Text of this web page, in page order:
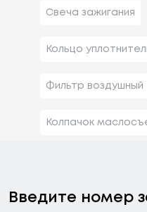
Свеча зажигания
Кольцо
Фильтр воздушный
Колпачок
Введите номер